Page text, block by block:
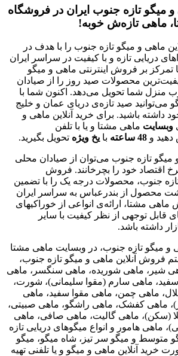
میگو تازه جنوب ایران در فروشگاه
ماهی تازه‌ش خوبه!
ماهی و میگو تازه جنوب را با هدف در
دریایی تازه و با کیفیت در سراسر ایران
تمرکز بر فروش اینترنتی ماهی و میگو
محصولات صید روز را از صیادان
منزل شما تحویل می‌دهد. اکنون شما با
می‌توانید صید تازه‌ی دریای عمان و خلیج
باشید. برای خرید آنلاین ماهی و
وبسایت ماهی مشتا و یا با تلفن
و 48 ساعته با یخ ویژه تحویل بگیرید.
میگو تازه جنوب می‌توان از صیادان محلی
اقتصاد خود را بچرخانند. فروش
تازه جنوب، محصولات درجه یک را با تضمین
محصول از بندرعباس به سراسر ایران
مشتا، ارائه‌ی انواعی از خوراکیهای
قابل توجهی از نظر کیفیت با سایر
داشته باشد.
و میگو تازه جنوب، در وبسایت ماهی مشتا
فروش آنلاین ماهی و میگو تازه جنوب،
شیر، ماهی شوریده، ماهی سنگسر، ماهی
سفید، ماهی سارم (مقوا سلیمانی)، شورت،
ماهی چمن، ماهی مقوا سفید، ماهی
ماهی کفشک، ماهی راشگو، ماهی صبیتی،
(سکن)، ماهی گالیت، ماهی صافی، ماهی
ماهی هامور و انواع میگوهای دریایی تازه
متوسط و میگو سر تیز، شاه میگو، میگو
خرید آنلاین ماهی و میگو و یا تلفنی تهیه